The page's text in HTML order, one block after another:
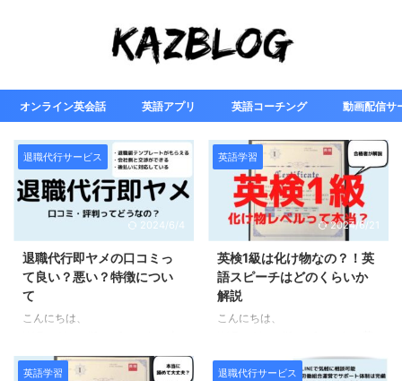
オンライン英会話 英語アプリ 英語コーチング 動画配信サ
退職代行サービス
2024/6/4
退職代行即ヤメの口コミっ
て良い？悪い？特徴につい
て
こんにちは、
すぐにお金を用意できなくても後
払いで会社を辞められると噂の退
英語学習
2024/6/21
英検1級は化け物なの？！英
語スピーチはどのくらいか
解説
こんにちは、
語関連の資格資格としては最高峰
の一つとして知られる英検1級。
英語学習 退職代行サービス